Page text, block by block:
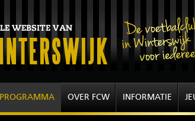
PROGRAMMA OVER FCW INFORMATIE